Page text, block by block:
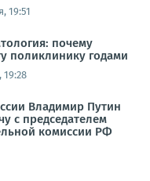
19:51
почему
поликлинику годами
19:28
Владимир Путин
с председателем
комиссии РФ